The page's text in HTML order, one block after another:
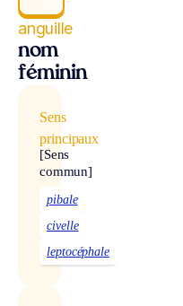
anguille
nom
féminin
Sens
principaux
[Sens
commun]
pibale
civelle
leptocéphale